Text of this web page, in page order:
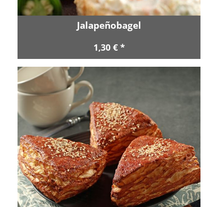
Jalapeñobagel
1,30 € *